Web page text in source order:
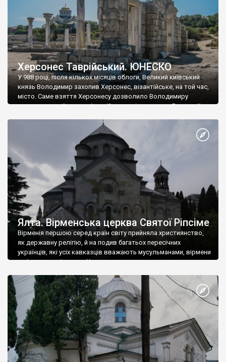
Херсонес Таврійський. ЮНЕСКО
У 988 році, після кількох місяців облоги, Великий київський
князь Володимир захопив Херсонес, візантійське, на той час,
місто. Саме взяття Херсонесу дозволило Володимиру
диктувати свої умови візантійському імператору Василю ІІ, та
Херсонесі Володимир-язичник, став Василем-християнином.
А потім було Хрещення Русі. На честь Херсонесу Таврійського
Ялта. Вірменська церква Святої Ріпсіме
Вірменія першою серед країн світу прийняла християнство,
як державну релігію, й на подив багатьох пересічних
українців, які усіх кавказців вважають мусульманами, вірмени
є відданими вірянами Христа